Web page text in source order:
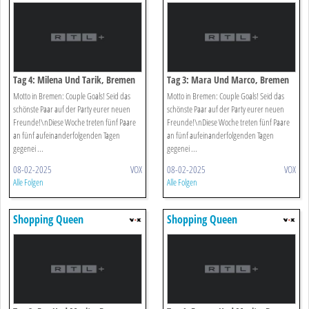
Tag 4: Milena Und Tarik, Bremen
Motto in Bremen: Couple Goals! Seid das
schönste Paar auf der Party eurer neuen
Freunde!\nDiese Woche treten fünf Paare
an fünf aufeinanderfolgenden Tagen
gegenei ...
08-02-2025 VOX
Alle Folgen
Tag 3: Mara Und Marco, Bremen
Motto in Bremen: Couple Goals! Seid das
schönste Paar auf der Party eurer neuen
Freunde!\nDiese Woche treten fünf Paare
an fünf aufeinanderfolgenden Tagen
gegenei ...
08-02-2025 VOX
Alle Folgen
Shopping Queen Shopping Queen